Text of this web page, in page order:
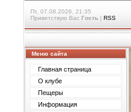
Пт, 07.08.2026, 21:35
Приветствую Вас Гость | RSS
Меню сайта
Главная страница
О клубе
Пещеры
Информация